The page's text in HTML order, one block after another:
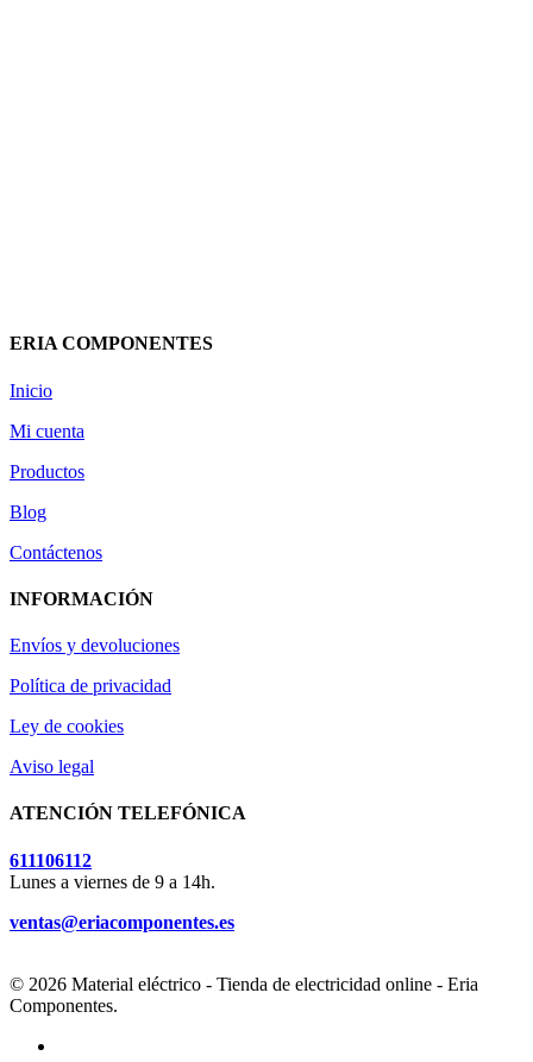
ERIA COMPONENTES
Inicio
Mi cuenta
Productos
Blog
Contáctenos
INFORMACIÓN
Envíos y devoluciones
Política de privacidad
Ley de cookies
Aviso legal
ATENCIÓN TELEFÓNICA
611106112
Lunes a viernes de 9 a 14h.
ventas@eriacomponentes.es
© 2026 Material eléctrico - Tienda de electricidad online - Eria
Componentes.